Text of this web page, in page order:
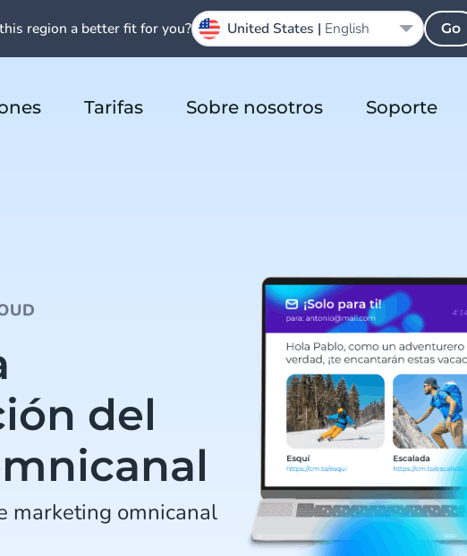
Tarifas Sobre nosotros Soporte
del
marketing omnicanal
region a better fit for you? United States | English Go